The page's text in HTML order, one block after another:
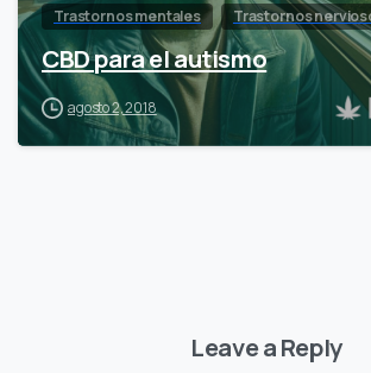
Trastornos mentales Trastornos
CBD para el autismo
agosto 2, 2018
Leave a Reply